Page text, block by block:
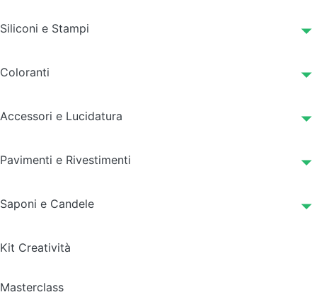
Siliconi e Stampi
Coloranti
Accessori e Lucidatura
Pavimenti e Rivestimenti
Saponi e Candele
Kit Creatività
Masterclass